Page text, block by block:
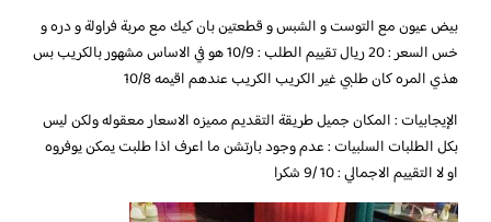
بيض عيون مع التوست و الشبس و قطعتين بان كيك مع مربة فراولة و دره و
خس السعر : 20 ريال تقييم الطلب : 10/9 هو في الاساس مشهور بالكريب بس
هذي المره كان طلبي غير الكريب الكريب عندهم اقيمه 10/8
الإيجابيات : المكان جميل طريقة التقديم مميزه الاسعار معقوله ولكن ليس
بكل الطلبات السلبيات : عدم وجود بارتشن ما اعرف اذا طلبت يمكن يوفروه
او لا التقييم الاجمالي : 10 /9 شكرا